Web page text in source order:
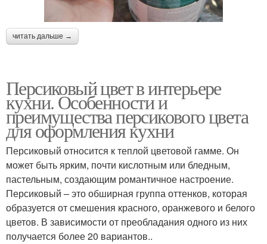
читать дальше →
Персиковый цвет в интерьере
кухни. Особенности и
преимущества персикового цвета
для оформления кухни
Персиковый относится к теплой цветовой гамме. Он
может быть ярким, почти кислотным или бледным,
пастельным, создающим романтичное настроение.
Персиковый – это обширная группа оттенков, которая
образуется от смешения красного, оранжевого и белого
цветов. В зависимости от преобладания одного из них
получается более 20 вариантов..